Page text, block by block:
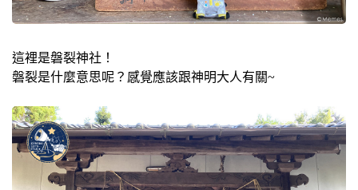
這裡是磐裂神社！
磐裂是什麼意思呢？感覺應該跟神明大人有關~